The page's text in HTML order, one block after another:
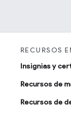
RECURSOS
Insignias y
Recursos de
Recursos de